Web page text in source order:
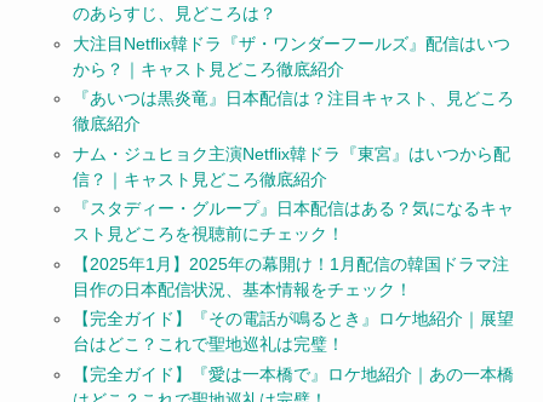
のあらすじ、見どころは？
大注目Netflix韓ドラ『ザ・ワンダーフールズ』配信はいつ
から？｜キャスト見どころ徹底紹介
『あいつは黒炎竜』日本配信は？注目キャスト、見どころ
徹底紹介
ナム・ジュヒョク主演Netflix韓ドラ『東宮』はいつから配
信？｜キャスト見どころ徹底紹介
『スタディー・グループ』日本配信はある？気になるキャ
スト見どころを視聴前にチェック！
【2025年1月】2025年の幕開け！1月配信の韓国ドラマ注
目作の日本配信状況、基本情報をチェック！
【完全ガイド】『その電話が鳴るとき』ロケ地紹介｜展望
台はどこ？これで聖地巡礼は完璧！
【完全ガイド】『愛は一本橋で』ロケ地紹介｜あの一本橋